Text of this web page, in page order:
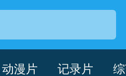
动漫片 记录片